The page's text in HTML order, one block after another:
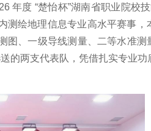
年度 “楚怡杯”湖南省职业院校
绘地理信息专业高水平赛事，
图、一级导线测量、二等水准测
的两支代表队，凭借扎实专业功